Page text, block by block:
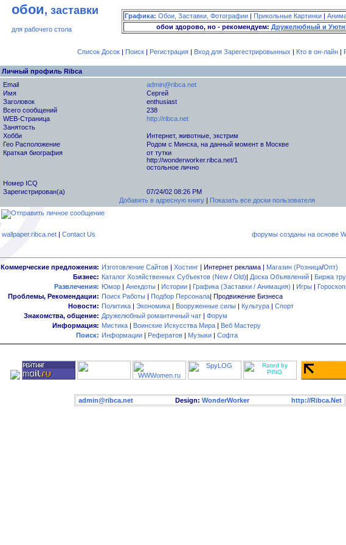
обои, заставки
для рабочего стола
Графика: Обои, Заставки, Фотографии | Прикольные Картинки |
обои здорово, но - рекомендуем: Дружелюбный и
Список Досок | Поиск | Регистрация | Вход для Зарегестрировынных | Кто в он-лайн |
Личный профиль Ribca
Email
admin@ribca.net
Имя
Сергей
Заголовок
enthusiast
Всего сообщений
238
WEB-Страница
http://ribca.net
Занятость
Хобби
Интернет, животные, экстрим
Гео Расположение
Родом с Минска, на данный момент в Москве
Краткая биография
от тутки
http://wonderworker.ribca.net/1
остольное лично
Номер ICQ
Зарегистрирован(а)
07/24/02 08:26 PM
Добавить в адресную книгу | Показать все доски пользователя
wallpaper.ribca.net| Contact Us форумы созданы на основе
Коммерческие предложения: Изготовление Сайтов | Хостинг | Интернет реклама | Магазин (Розница/Опт)
Бизнес: Каталог Хозяйственных Субъектов (New / Old)| Доска Объявлений | Биржа
Развлечения: Юмор | Анекдоты | Истории | Графика (Заставки / Анимация) | Игры |
Проблемы, Рекомендации: Поиск Работы | Подбор Персонала| Продвижение Бизнеса
Новости: Политика | Экономика | Вооруженные силы | Культура | Спорт
Знакомства, общение: Дружелюбный романтичный чат | Форум
Информация: Мистика | Воинские Искусства Мира | Веб Мастеру
Поиск: Информации | Рефератов | Музыки | Софта
admin@ribca.netDesign: WonderWorker http://Ribca.Net